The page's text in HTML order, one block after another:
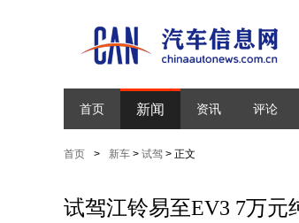
首页 新闻 资讯 评论
首页 > 新车 > 试驾 > 正文
试驾江铃易至EV3 7万元